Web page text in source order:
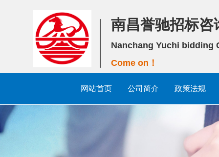
南昌誉驰招标咨
Nanchang Yuchi bidding
Come on！
网站首页 公司简介 政策法规